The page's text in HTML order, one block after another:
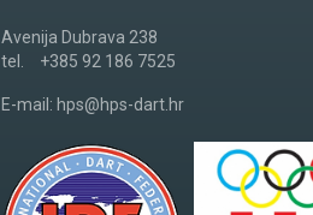
Avenija Dubrava 238
tel.
+385 92 186 7525
E-mail: hps@hps-dart.hr